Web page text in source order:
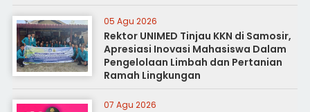
05 Agu 2026
Rektor UNIMED Tinjau KKN di Samosir,
Apresiasi Inovasi Mahasiswa Dalam
Pengelolaan Limbah dan Pertanian
Ramah Lingkungan
07 Agu 2026